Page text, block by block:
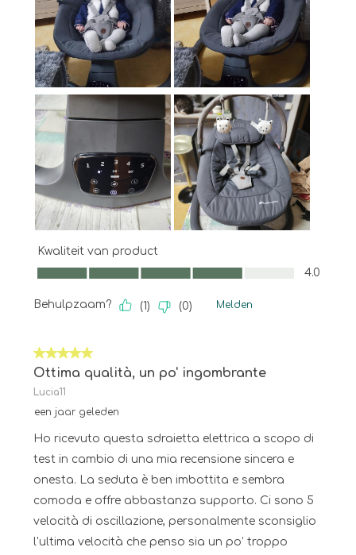
Kwaliteit van product
Kwaliteit van product, 4.0 van 5
4.0
Behulpzaam? (1) (0) Melden
5 van 5 sterren.
Ottima qualità, un po' ingombrante
Lucia11
een jaar geleden
Ho ricevuto questa sdraietta elettrica a scopo di
test in cambio di una mia recensione sincera e
onesta. La seduta è ben imbottita e sembra
comoda e offre abbastanza supporto. Ci sono 5
velocità di oscillazione, personalmente sconsiglio
l'ultima velocità che penso sia un po’ troppo